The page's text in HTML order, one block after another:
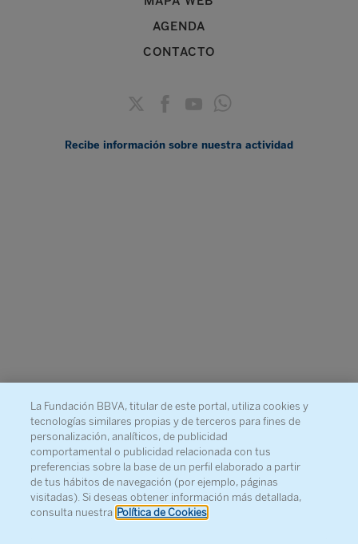
AGENDA
CONTACTO
Recibe información sobre nuestra actividad
La Fundación BBVA, titular de este portal, utiliza cookies y
tecnologías similares propias y de terceros para fines de
personalización, analíticos, de publicidad
comportamental o publicidad relacionada con tus
preferencias sobre la base de un perfil elaborado a partir
de tus hábitos de navegación (por ejemplo, páginas
visitadas). Si deseas obtener información más detallada,
consulta nuestra Política de Cookies